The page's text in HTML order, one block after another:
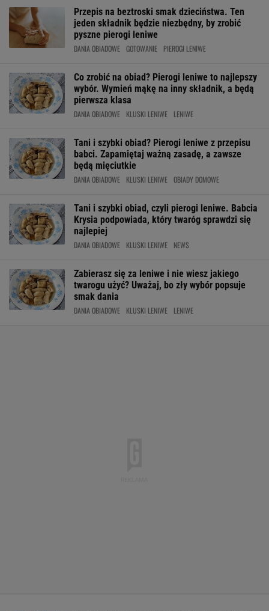
Przepis na beztroski smak dzieciństwa. Ten
jeden składnik będzie niezbędny, by zrobić
pyszne pierogi leniwe
DANIA OBIADOWE GOTOWANIE PIEROGI LENIWE
Co zrobić na obiad? Pierogi leniwe to najlepszy
wybór. Wymień mąkę na inny składnik, a będą
pierwsza klasa
DANIA OBIADOWE KLUSKI LENIWE LENIWE
Tani i szybki obiad? Pierogi leniwe z przepisu
babci. Zapamiętaj ważną zasadę, a zawsze
będą mięciutkie
DANIA OBIADOWE KLUSKI LENIWE OBIADY DOMOWE
Tani i szybki obiad, czyli pierogi leniwe. Babcia
Krysia podpowiada, który twaróg sprawdzi się
najlepiej
DANIA OBIADOWE KLUSKI LENIWE NEWS
Zabierasz się za leniwe i nie wiesz jakiego
twarogu użyć? Uważaj, bo zły wybór popsuje
smak dania
DANIA OBIADOWE KLUSKI LENIWE LENIWE